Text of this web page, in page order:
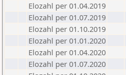
Elozahl per 01.04.2019
Elozahl per 01.07.2019
Elozahl per 01.10.2019
Elozahl per 01.01.2020
Elozahl per 01.04.2020
Elozahl per 01.07.2020